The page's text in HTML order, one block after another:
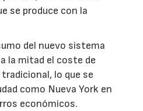
se produce con la
del nuevo sistema
la mitad el coste de
lo que se
como Nueva York en
económicos.